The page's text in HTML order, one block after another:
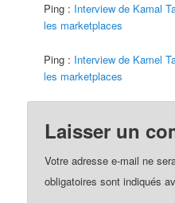
Ping : Interview de Kamal
les marketplaces
Ping : Interview de Kamel
les marketplaces
Laisser un
Votre adresse e-mail ne
obligatoires sont indiqués